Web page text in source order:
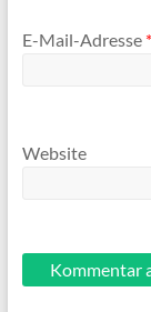
E-Mail-Adresse *
Website